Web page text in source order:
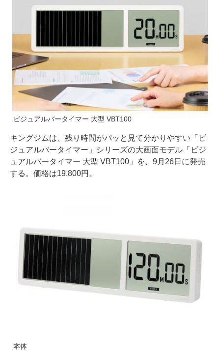
ビジュアルバータイマー 大型 VBT100
キングジムは、残り時間がパッと見て分かりやすい「ビ
ジュアルバータイマー」シリーズの大画面モデル「ビジ
ュアルバータイマー 大型 VBT100」を、9月26日に発売
する。価格は19,800円。
本体